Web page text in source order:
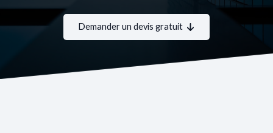
Demander un devis gratuit